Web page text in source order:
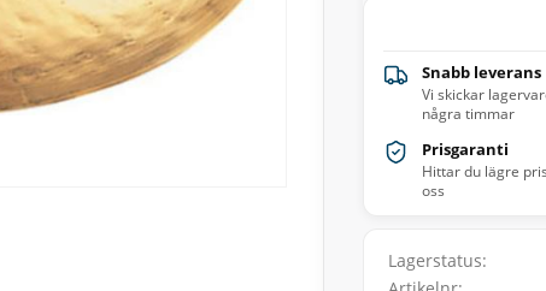
Snabb leverans
Vi skickar
några timmar
Prisgaranti
Hittar du lägre
oss
Lagerstatus